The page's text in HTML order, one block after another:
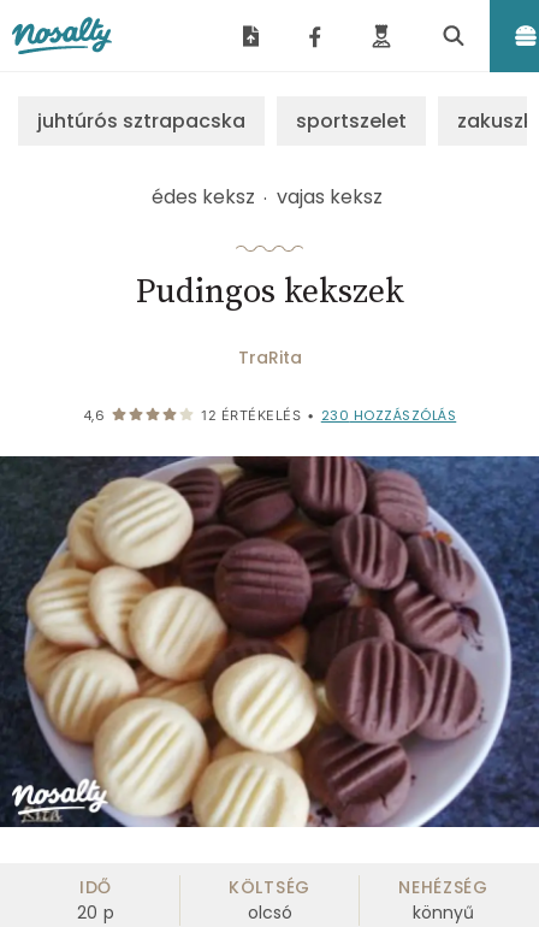
juhtúrós sztrapacska sportszelet
édes keksz vajas keksz
Pudingos kekszek
TraRita
4,6 12 ÉRTÉKELÉS • 230 HOZZÁSZÓLÁS
IDŐ
20 p
KÖLTSÉG
olcsó
NEHÉZSÉG
könnyű